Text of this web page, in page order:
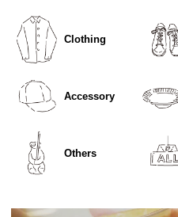
Clothing
Accessory
Others